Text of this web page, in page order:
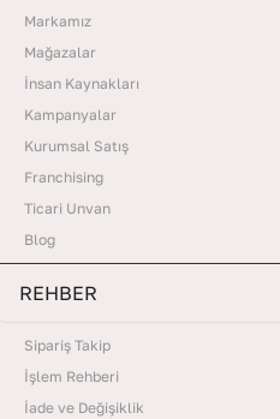
Markamız
Mağazalar
İnsan Kaynakları
Kampanyalar
Kurumsal Satış
Franchising
Ticari Unvan
Blog
REHBER
Sipariş Takip
İşlem Rehberi
İade ve Değişiklik